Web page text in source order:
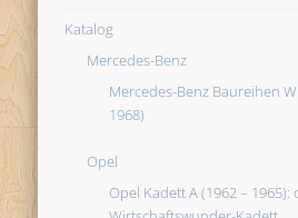
Katalog
Mercedes-Benz
Mercedes-Benz Baureihen
1968)
Opel
Opel Kadett A (1962 – 1965):